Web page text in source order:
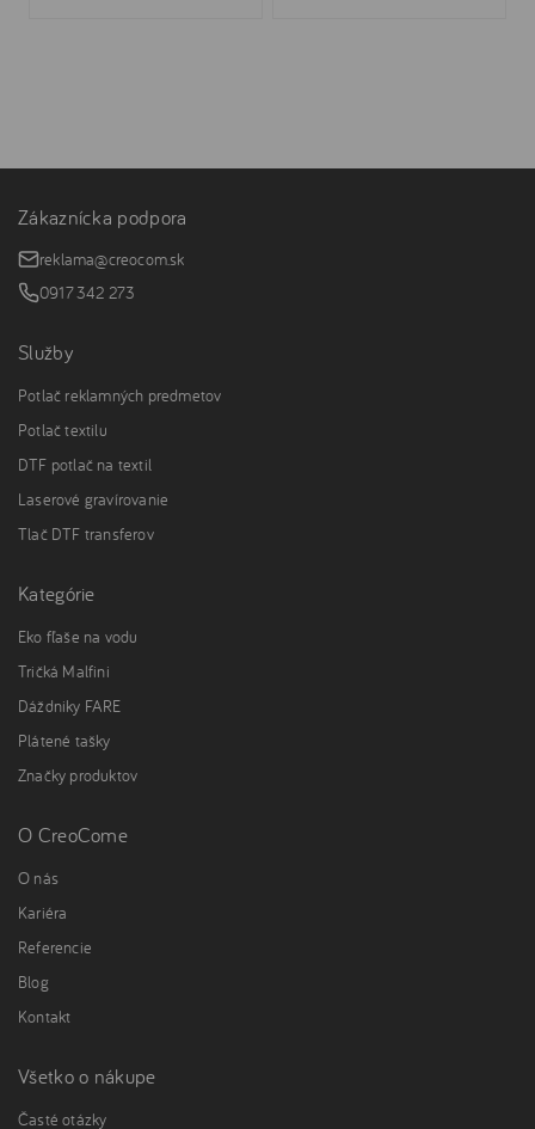
Zákaznícka podpora
reklama@creocom.sk
0917 342 273
Služby
Potlač reklamných predmetov
Potlač textilu
DTF potlač na textil
Laserové gravírovanie
Tlač DTF transferov
Kategórie
Eko fľaše na vodu
Tričká Malfini
Dáždniky FARE
Plátené tašky
Značky produktov
O CreoCome
O nás
Kariéra
Referencie
Blog
Kontakt
Všetko o nákupe
Časté otázky